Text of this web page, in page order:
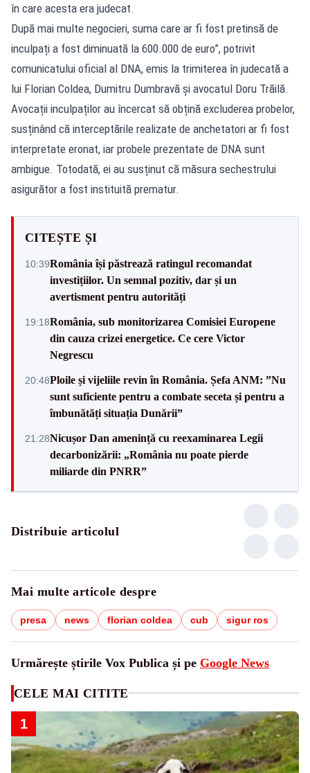
în care acesta era judecat.
După mai multe negocieri, suma care ar fi fost pretinsă de
inculpați a fost diminuată la 600.000 de euro”, potrivit
comunicatului oficial al DNA, emis la trimiterea în judecată a
lui Florian Coldea, Dumitru Dumbravă și avocatul Doru Trăilă.
Avocații inculpaților au încercat să obțină excluderea probelor,
susținând că interceptările realizate de anchetatori ar fi fost
interpretate eronat, iar probele prezentate de DNA sunt
ambigue. Totodată, ei au susținut că măsura sechestrului
asigurător a fost instituită prematur.
CITEȘTE ȘI
10:39România își păstrează ratingul recomandat
investițiilor. Un semnal pozitiv, dar și un
avertisment pentru autorități
19:18România, sub monitorizarea Comisiei Europene
din cauza crizei energetice. Ce cere Victor
Negrescu
20:48Ploile și vijeliile revin în România. Șefa ANM: ”Nu
sunt suficiente pentru a combate seceta și pentru a
îmbunătăți situația Dunării”
21:28Nicușor Dan amenință cu reexaminarea Legii
decarbonizării: „România nu poate pierde
miliarde din PNRR”
Distribuie articolul
Mai multe articole despre
presa news florian coldea cub sigur ros
Urmărește știrile Vox Publica și pe Google News
CELE MAI CITITE
1